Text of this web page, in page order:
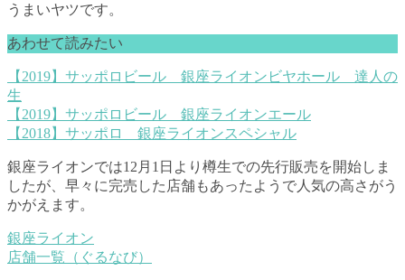
うまいヤツです。
あわせて読みたい
【2019】サッポロビール 銀座ライオンビヤホール 達人の
生
【2019】サッポロビール 銀座ライオンエール
【2018】サッポロ 銀座ライオンスペシャル
銀座ライオンでは12月1日より樽生での先行販売を開始しま
したが、早々に完売した店舗もあったようで人気の高さがう
かがえます。
銀座ライオン
店舗一覧（ぐるなび）